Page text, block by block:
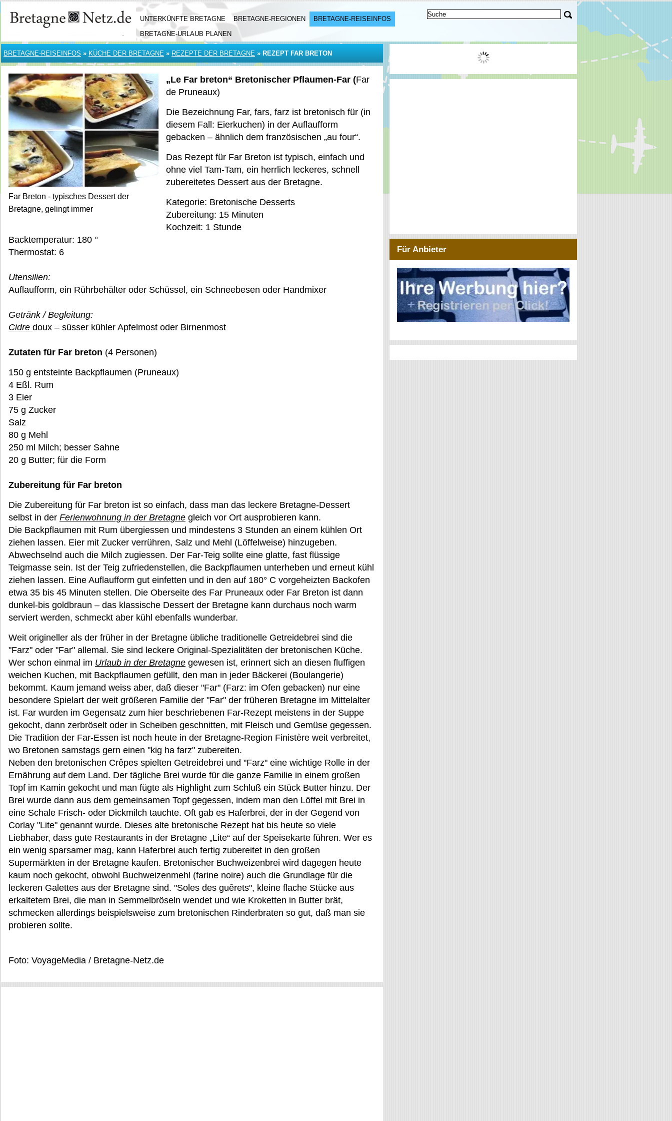
UNTERKÜNFTE BRETAGNE BRETAGNE-REGIONEN
BRETAGNE-REISEINFOS
BRETAGNE-URLAUB PLANEN
BRETAGNE-REISEINFOS » KÜCHE DER BRETAGNE » REZEPTE DER BRETAGNE » REZEPT FAR BRETON
Far Breton - typisches Dessert der
Bretagne, gelingt immer
„Le Far breton“ Bretonischer Pflaumen-Far (Far
de Pruneaux)
Die Bezeichnung Far, fars, farz ist bretonisch für (in
diesem Fall: Eierkuchen) in der Auflaufform
gebacken – ähnlich dem französischen „au four“.
Das Rezept für Far Breton ist typisch, einfach und
ohne viel Tam-Tam, ein herrlich leckeres, schnell
zubereitetes Dessert aus der Bretagne.
Kategorie: Bretonische Desserts
Zubereitung: 15 Minuten
Kochzeit: 1 Stunde
Backtemperatur: 180 °
Thermostat: 6
Utensilien:
Auflaufform, ein Rührbehälter oder Schüssel, ein Schneebesen oder Handmixer
Getränk / Begleitung:
Cidre doux – süsser kühler Apfelmost oder Birnenmost
Zutaten für Far breton (4 Personen)
150 g entsteinte Backpflaumen (Pruneaux)
4 Eßl. Rum
3 Eier
75 g Zucker
Salz
80 g Mehl
250 ml Milch; besser Sahne
20 g Butter; für die Form
Zubereitung für Far breton
Die Zubereitung für Far breton ist so einfach, dass man das leckere Bretagne-Dessert
selbst in der Ferienwohnung in der Bretagne gleich vor Ort ausprobieren kann.
Die Backpflaumen mit Rum übergiessen und mindestens 3 Stunden an einem kühlen Ort
ziehen lassen. Eier mit Zucker verrühren, Salz und Mehl (Löffelweise) hinzugeben.
Abwechselnd auch die Milch zugiessen. Der Far-Teig sollte eine glatte, fast flüssige
Teigmasse sein. Ist der Teig zufriedenstellen, die Backpflaumen unterheben und erneut kühl
ziehen lassen. Eine Auflaufform gut einfetten und in den auf 180° C vorgeheizten Backofen
etwa 35 bis 45 Minuten stellen. Die Oberseite des Far Pruneaux oder Far Breton ist dann
dunkel-bis goldbraun – das klassische Dessert der Bretagne kann durchaus noch warm
serviert werden, schmeckt aber kühl ebenfalls wunderbar.
Weit origineller als der früher in der Bretagne übliche traditionelle Getreidebrei sind die
"Farz" oder "Far" allemal. Sie sind leckere Original-Spezialitäten der bretonischen Küche.
Wer schon einmal im Urlaub in der Bretagne gewesen ist, erinnert sich an diesen fluffigen
weichen Kuchen, mit Backpflaumen gefüllt, den man in jeder Bäckerei (Boulangerie)
bekommt. Kaum jemand weiss aber, daß dieser "Far" (Farz: im Ofen gebacken) nur eine
besondere Spielart der weit größeren Familie der "Far" der früheren Bretagne im Mittelalter
ist. Far wurden im Gegensatz zum hier beschriebenen Far-Rezept meistens in der Suppe
gekocht, dann zerbröselt oder in Scheiben geschnitten, mit Fleisch und Gemüse gegessen.
Die Tradition der Far-Essen ist noch heute in der Bretagne-Region Finistère weit verbreitet,
wo Bretonen samstags gern einen "kig ha farz" zubereiten.
Neben den bretonischen Crêpes spielten Getreidebrei und "Farz" eine wichtige Rolle in der
Ernährung auf dem Land. Der tägliche Brei wurde für die ganze Familie in einem großen
Topf im Kamin gekocht und man fügte als Highlight zum Schluß ein Stück Butter hinzu. Der
Brei wurde dann aus dem gemeinsamen Topf gegessen, indem man den Löffel mit Brei in
eine Schale Frisch- oder Dickmilch tauchte. Oft gab es Haferbrei, der in der Gegend von
Corlay "Lite" genannt wurde. Dieses alte bretonische Rezept hat bis heute so viele
Liebhaber, dass gute Restaurants in der Bretagne „Lite“ auf der Speisekarte führen. Wer es
ein wenig sparsamer mag, kann Haferbrei auch fertig zubereitet in den großen
Supermärkten in der Bretagne kaufen. Bretonischer Buchweizenbrei wird dagegen heute
kaum noch gekocht, obwohl Buchweizenmehl (farine noire) auch die Grundlage für die
leckeren Galettes aus der Bretagne sind. "Soles des guêrets", kleine flache Stücke aus
erkaltetem Brei, die man in Semmelbröseln wendet und wie Kroketten in Butter brät,
schmecken allerdings beispielsweise zum bretonischen Rinderbraten so gut, daß man sie
probieren sollte.
Foto: VoyageMedia / Bretagne-Netz.de
Für Anbieter